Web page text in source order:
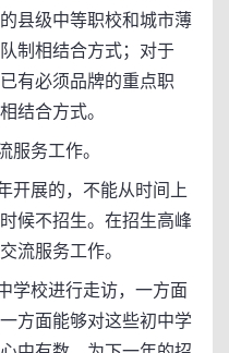
县级中等职校和城市薄
制相结合方式；对于
有必须品牌的重点职
结合方式。
务工作。
展的，不能从时间上
候不招生。在招生高峰
流服务工作。
校进行走访，一方面
方面能够对这些初中学